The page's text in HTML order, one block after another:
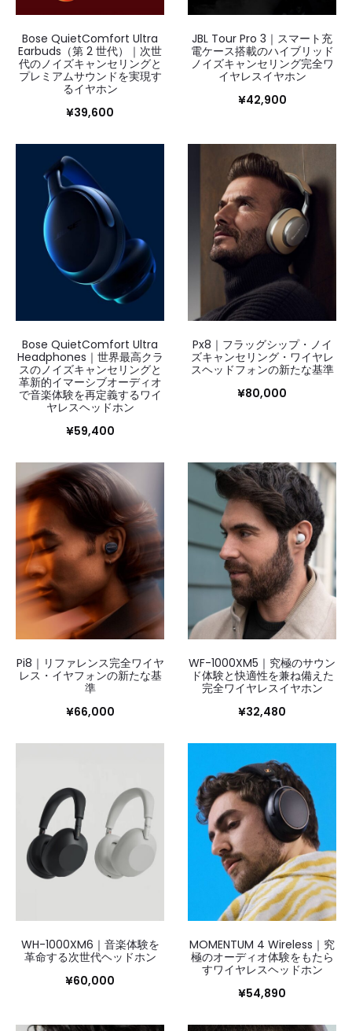
Bose QuietComfort Ultra
Earbuds（第 2 世代）｜次世
代のノイズキャンセリングと
プレミアムサウンドを実現す
るイヤホン
¥39,600
JBL Tour Pro 3｜スマート充
電ケース搭載のハイブリッド
ノイズキャンセリング完全ワ
イヤレスイヤホン
¥42,900
Bose QuietComfort Ultra
Headphones｜世界最高クラ
スのノイズキャンセリングと
革新的イマーシブオーディオ
で音楽体験を再定義するワイ
ヤレスヘッドホン
¥59,400
Px8｜フラッグシップ・ノイ
ズキャンセリング・ワイヤレ
スヘッドフォンの新たな基準
¥80,000
Pi8｜リファレンス完全ワイヤ
レス・イヤフォンの新たな基
準
¥66,000
WF-1000XM5｜究極のサウン
ド体験と快適性を兼ね備えた
完全ワイヤレスイヤホン
¥32,480
WH-1000XM6｜音楽体験を
革命する次世代ヘッドホン
¥60,000
MOMENTUM 4 Wireless｜究
極のオーディオ体験をもたら
すワイヤレスヘッドホン
¥54,890